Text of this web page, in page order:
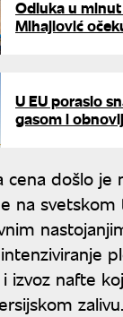
Odluka u minut
Mihajlović
U EU poraslo
gasom i
cena došlo je
na
izvoz nafte
zalivu.